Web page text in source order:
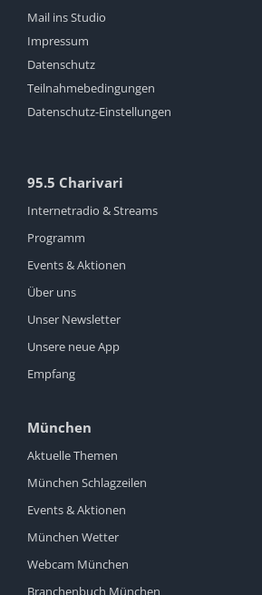
Mail ins Studio
Impressum
Datenschutz
Teilnahmebedingungen
Datenschutz-Einstellungen
95.5 Charivari
Internetradio & Streams
Programm
Events & Aktionen
Über uns
Unser Newsletter
Unsere neue App
Empfang
München
Aktuelle Themen
München Schlagzeilen
Events & Aktionen
München Wetter
Webcam München
Branchenbuch München